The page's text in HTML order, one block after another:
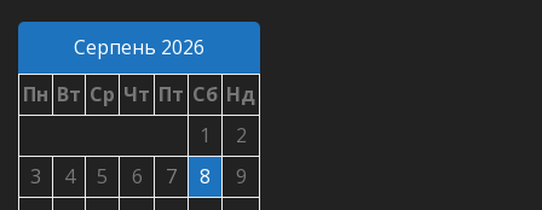
Серпень 2026
Пн Вт Ср Чт Пт Сб Нд
1
2
3
4 5 6 7 8
9